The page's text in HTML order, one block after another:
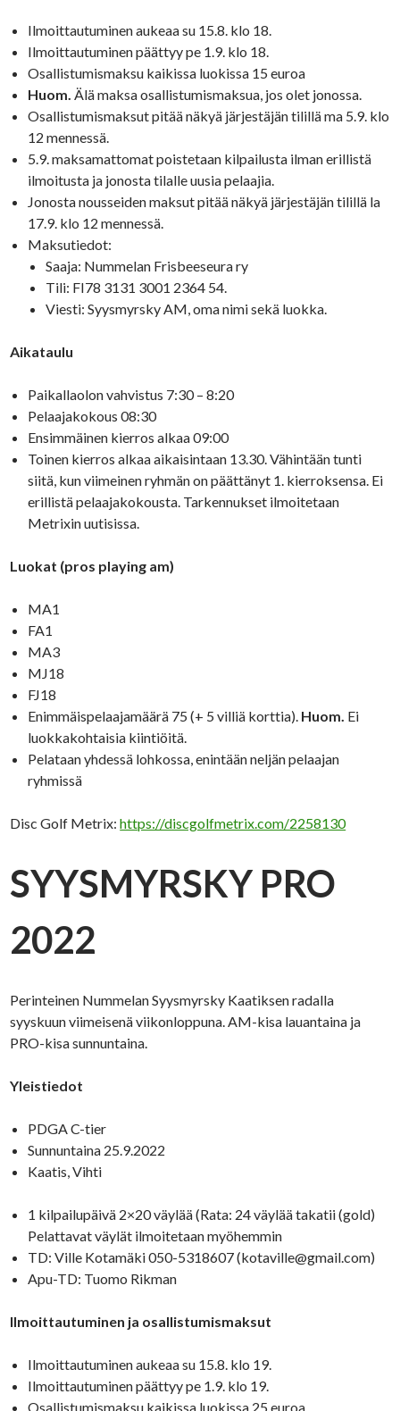
Ilmoittautuminen aukeaa su 15.8. klo 18.
Ilmoittautuminen päättyy pe 1.9. klo 18.
Osallistumismaksu kaikissa luokissa 15 euroa
Huom.Älä maksa osallistumismaksua, jos olet jonossa.
Osallistumismaksut pitää näkyä järjestäjän tilillä ma 5.9. klo
12 mennessä.
5.9. maksamattomat poistetaan kilpailusta ilman erillistä
ilmoitusta ja jonosta tilalle uusia pelaajia.
Jonosta nousseiden maksut pitää näkyä järjestäjän tilillä la
17.9. klo 12 mennessä.
Maksutiedot:
Saaja: Nummelan Frisbeeseura ry
Tili: FI78 3131 3001 2364 54.
Viesti: Syysmyrsky AM, oma nimi sekä luokka.
Aikataulu
Paikallaolon vahvistus 7:30 – 8:20
Pelaajakokous 08:30
Ensimmäinen kierros alkaa 09:00
Toinen kierros alkaa aikaisintaan 13.30. Vähintään tunti
siitä, kun viimeinen ryhmän on päättänyt 1. kierroksensa. Ei
erillistä pelaajakokousta. Tarkennukset ilmoitetaan
Metrixin uutisissa.
Luokat (pros playing am)
MA1
FA1
MA3
MJ18
FJ18
Enimmäispelaajamäärä 75 (+ 5 villiä korttia). Huom. Ei
luokkakohtaisia kiintiöitä.
Pelataan yhdessä lohkossa, enintään neljän pelaajan
ryhmissä
Disc Golf Metrix:https://discgolfmetrix.com/2258130
SYYSMYRSKY PRO
2022
Perinteinen Nummelan Syysmyrsky Kaatiksen radalla
syyskuun viimeisenä viikonloppuna. AM-kisa lauantaina ja
PRO-kisa sunnuntaina.
Yleistiedot
PDGA C-tier
Sunnuntaina 25.9.2022
Kaatis, Vihti
1 kilpailupäivä 2×20 väylää (Rata: 24 väylää takatii (gold)
Pelattavat väylät ilmoitetaan myöhemmin
TD: Ville Kotamäki 050-5318607 (kotaville@gmail.com)
Apu-TD: Tuomo Rikman
Ilmoittautuminen ja osallistumismaksut
Ilmoittautuminen aukeaa su 15.8. klo 19.
Ilmoittautuminen päättyy pe 1.9. klo 19.
Osallistumismaksu kaikissa luokissa 25 euroa